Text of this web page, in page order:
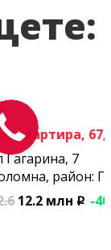
к. квартира,
Гагарина, 7
район:
12.2 млн p -